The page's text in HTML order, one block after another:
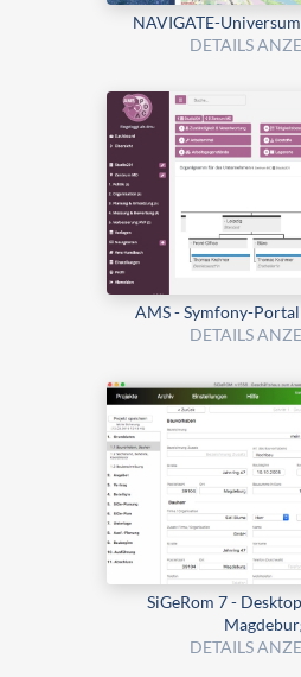
NAVIGATE-
DETAILS
AMS - Symfony-
DETAILS
SiGeRom 7 -
DETAILS